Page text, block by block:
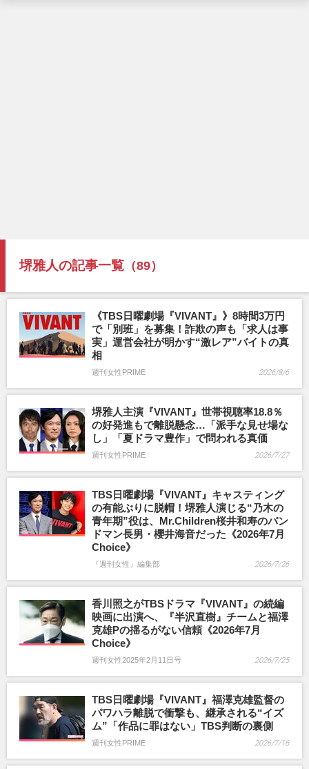
堺雅人の記事一覧 （89）
《TBS日曜劇場『VIVANT』》8時間3万円
で「別班」を募集！詐欺の声も「求人は事
実」運営会社が明かす“激レア”バイトの真
相
週刊女性PRIME 2026/8/6
堺雅人主演『VIVANT』世帯視聴率18.8％
の好発進もで離脱懸念…「派手な見せ場な
し」「夏ドラマ豊作」で問われる真価
週刊女性PRIME 2026/7/27
TBS日曜劇場『VIVANT』キャスティング
の有能ぶりに脱帽！堺雅人演じる“乃木の
青年期”役は、Mr.Children桜井和寿のバン
ドマン長男・櫻井海音だった《2026年7月
Choice》
『週刊女性』編集部 2026/7/26
香川照之がTBSドラマ『VIVANT』の続編
映画に出演へ、『半沢直樹』チームと福澤
克雄Pの揺るがない信頼《2026年7月
Choice》
週刊女性2025年2月11日号 2026/7/25
TBS日曜劇場『VIVANT』福澤克雄監督の
パワハラ離脱で衝撃も、継承される“イズ
ム”「作品に罪はない」TBS判断の裏側
週刊女性PRIME 2026/7/16